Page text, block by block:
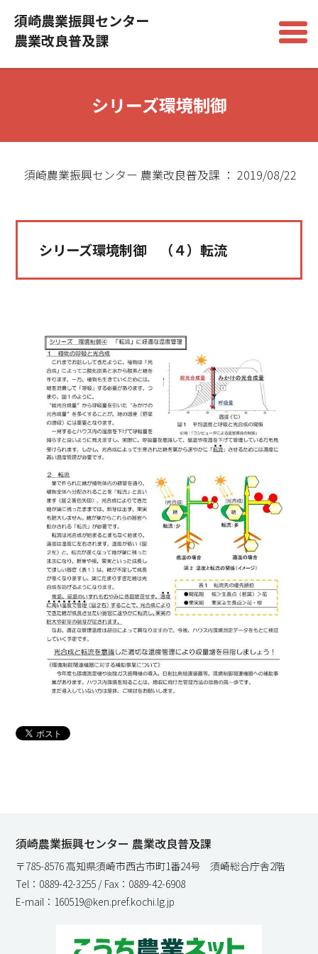
須崎農業振興センター
農業改良普及課
シリーズ環境制御
須崎農業振興センター 農業改良普及課 ： 2019/08/22
シリーズ環境制御 （４）転流
須崎農業振興センター 農業改良普及課
〒785-8576 高知県須崎市西古市町1番24号 須崎総合庁舎2階
Tel：0889-42-3255 / Fax：0889-42-6908
E-mail：160519@ken.pref.kochi.lg.jp